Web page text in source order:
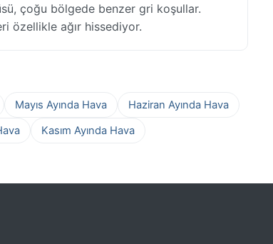
çoğu bölgede benzer gri koşullar.
özellikle ağır hissediyor.
Mayıs Ayında Hava
Haziran Ayında Hava
Kasım Ayında Hava